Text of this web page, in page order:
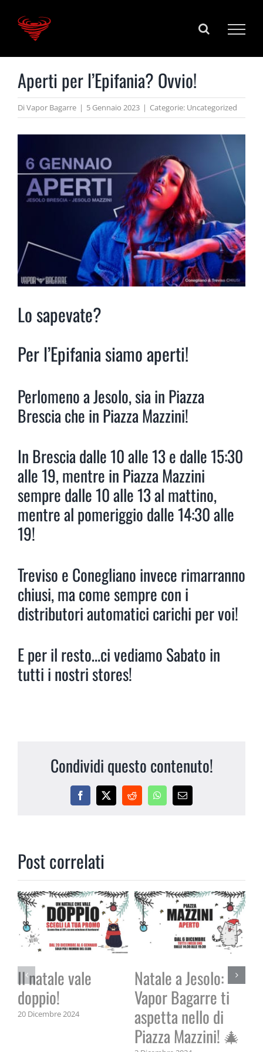
Aperti per l’Epifania? Ovvio!
Di Vapor Bagarre | 5 Gennaio 2023 | Categorie: Uncategorized
Lo sapevate?
Per l’Epifania siamo aperti!
Perlomeno a Jesolo, sia in Piazza
Brescia che in Piazza Mazzini!
In Brescia dalle 10 alle 13 e dalle 15:30
alle 19, mentre in Piazza Mazzini
sempre dalle 10 alle 13 al mattino,
mentre al pomeriggio dalle 14:30 alle
19!
Treviso e Conegliano invece rimarranno
chiusi, ma come sempre con i
distributori automatici carichi per voi!
E per il resto…ci vediamo Sabato in
tutti i nostri stores!
Condividi questo contenuto!
Facebook
X RedditWhatsApp
Email
Post correlati
Il natale vale
doppio!
20 Dicembre 2024
Natale a Jesolo:
Vapor Bagarre ti
aspetta nello di
Piazza Mazzini! 🎄